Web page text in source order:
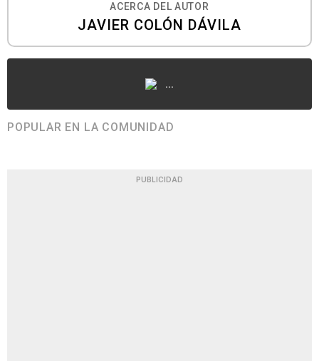
ACERCA DEL AUTOR
JAVIER COLÓN DÁVILA
...
POPULAR EN LA COMUNIDAD
PUBLICIDAD